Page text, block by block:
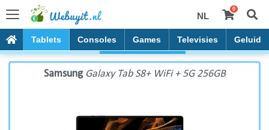
NL
0
Tablets Consoles Games Televisies Geluid
Samsung Galaxy Tab S8+ WiFi + 5G 256GB
Samsung Galaxy Tab S8+ WiFi + 5G 256GB